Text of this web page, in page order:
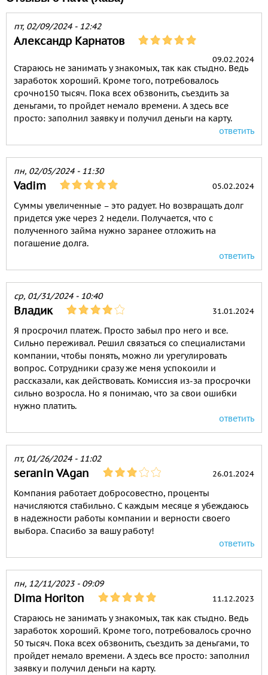
пт, 02/09/2024 - 12:42
Александр Карнатов
09.02.2024
Стараюсь не занимать у знакомых, так как стыдно. Ведь
заработок хороший. Кроме того, потребовалось
срочно150 тысяч. Пока всех обзвонить, съездить за
деньгами, то пройдет немало времени. А здесь все
просто: заполнил заявку и получил деньги на карту.
ответить
пн, 02/05/2024 - 11:30
Vadim 05.02.2024
Суммы увеличенные – это радует. Но возвращать долг
придется уже через 2 недели. Получается, что с
полученного займа нужно заранее отложить на
погашение долга.
ответить
ср, 01/31/2024 - 10:40
Владик 31.01.2024
Я просрочил платеж. Просто забыл про него и все.
Сильно переживал. Решил связаться со специалистами
компании, чтобы понять, можно ли урегулировать
вопрос. Сотрудники сразу же меня успокоили и
рассказали, как действовать. Комиссия из-за просрочки
сильно возросла. Но я понимаю, что за свои ошибки
нужно платить.
ответить
пт, 01/26/2024 - 11:02
seranin VAgan 26.01.2024
Компания работает добросовестно, проценты
начисляются стабильно. С каждым месяце я убеждаюсь
в надежности работы компании и верности своего
выбора. Спасибо за вашу работу!
ответить
пн, 12/11/2023 - 09:09
Dima Horiton 11.12.2023
Стараюсь не занимать у знакомых, так как стыдно. Ведь
заработок хороший. Кроме того, потребовалось срочно
50 тысяч. Пока всех обзвонить, съездить за деньгами, то
пройдет немало времени. А здесь все просто: заполнил
заявку и получил деньги на карту.